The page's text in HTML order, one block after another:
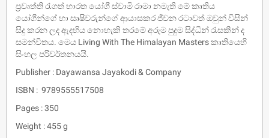
ප‍්‍රවෘත්ති රැගත් භාරත යෝගී ස්වාමි රාමා නමැති මේ කෘතිය
යෝගීන්ගේ හා සෘෂිවරුන්ගේ ආයාසකර ජීවන රටාවත් ඔවුන් විසින්
සිදු කරන ලද ඇදහිය නොහැකි තරමේ අරුම පුදුම සිද්ධීන් රැසකින් ද
සමන්විතය. මෙය Living With The Himalayan Masters කෘතියෙහි
සිංහල පරිවර්තනයයි.
Publisher : Dayawansa Jayakodi & Company
ISBN : 9789555517508
Pages : 350
Weight : 455 g